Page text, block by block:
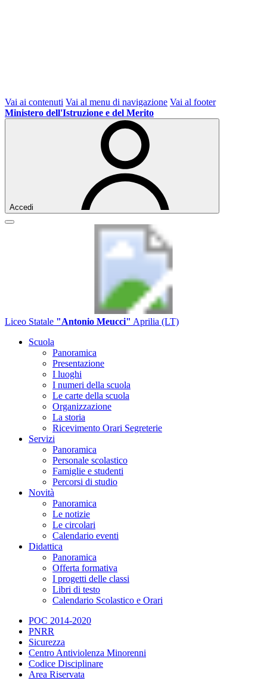
Vai ai contenuti Vai al menu di navigazione Vai al footer
Ministero dell'Istruzione e del Merito
Accedi
Liceo Statale "Antonio Meucci" Aprilia (LT)
Scuola
Panoramica
Presentazione
I luoghi
I numeri della scuola
Le carte della scuola
Organizzazione
La storia
Ricevimento Orari Segreterie
Servizi
Panoramica
Personale scolastico
Famiglie e studenti
Percorsi di studio
Novità
Panoramica
Le notizie
Le circolari
Calendario eventi
Didattica
Panoramica
Offerta formativa
I progetti delle classi
Libri di testo
Calendario Scolastico e Orari
POC 2014-2020
PNRR
Sicurezza
Centro Antiviolenza Minorenni
Codice Disciplinare
Area Riservata